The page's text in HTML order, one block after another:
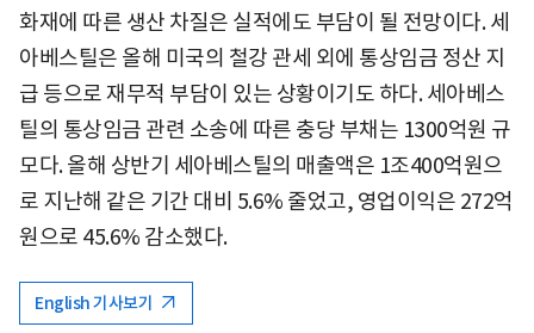
화재에 따른 생산 차질은 실적에도 부담이 될 전망이다. 세
아베스틸은 올해 미국의 철강 관세 외에 통상임금 정산 지
급 등으로 재무적 부담이 있는 상황이기도 하다. 세아베스
틸의 통상임금 관련 소송에 따른 충당 부채는 1300억원 규
모다. 올해 상반기 세아베스틸의 매출액은 1조400억원으
로 지난해 같은 기간 대비 5.6% 줄었고, 영업이익은 272억
원으로 45.6% 감소했다.
English 기사보기